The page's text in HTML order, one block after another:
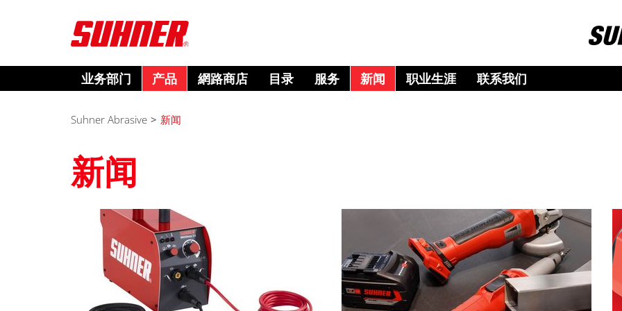
业务部门 产品 網路商店 目录 服务 新闻 职业生涯 联系我们
Suhner Abrasive > 新闻
新闻